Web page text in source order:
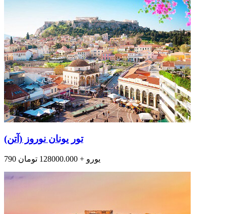
تور یونان نوروز (آتن)
790 یورو + 128000.000 تومان